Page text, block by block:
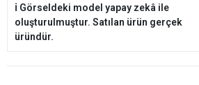
ℹ️ Görseldeki model yapay zekâ ile
oluşturulmuştur. Satılan ürün gerçek
üründür.